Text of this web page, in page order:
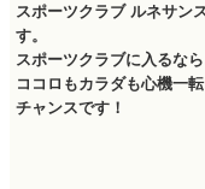
スポーツクラブ ルネサン
す。
スポーツクラブに入るな
ココロもカラダも心機一
チャンスです！